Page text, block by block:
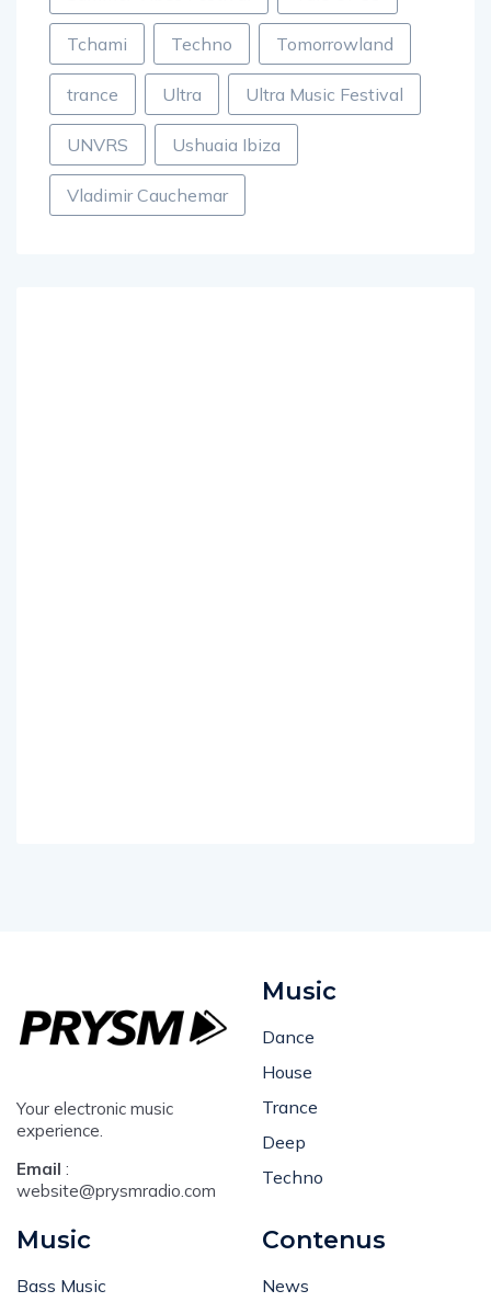
Tchami Techno Tomorrowland
trance Ultra Ultra Music Festival
UNVRS Ushuaia Ibiza
Vladimir Cauchemar
Your electronic music
experience.
Email :
website@prysmradio.com
Music
Dance
House
Trance
Deep
Techno
Music
Bass Music
Contenus
News